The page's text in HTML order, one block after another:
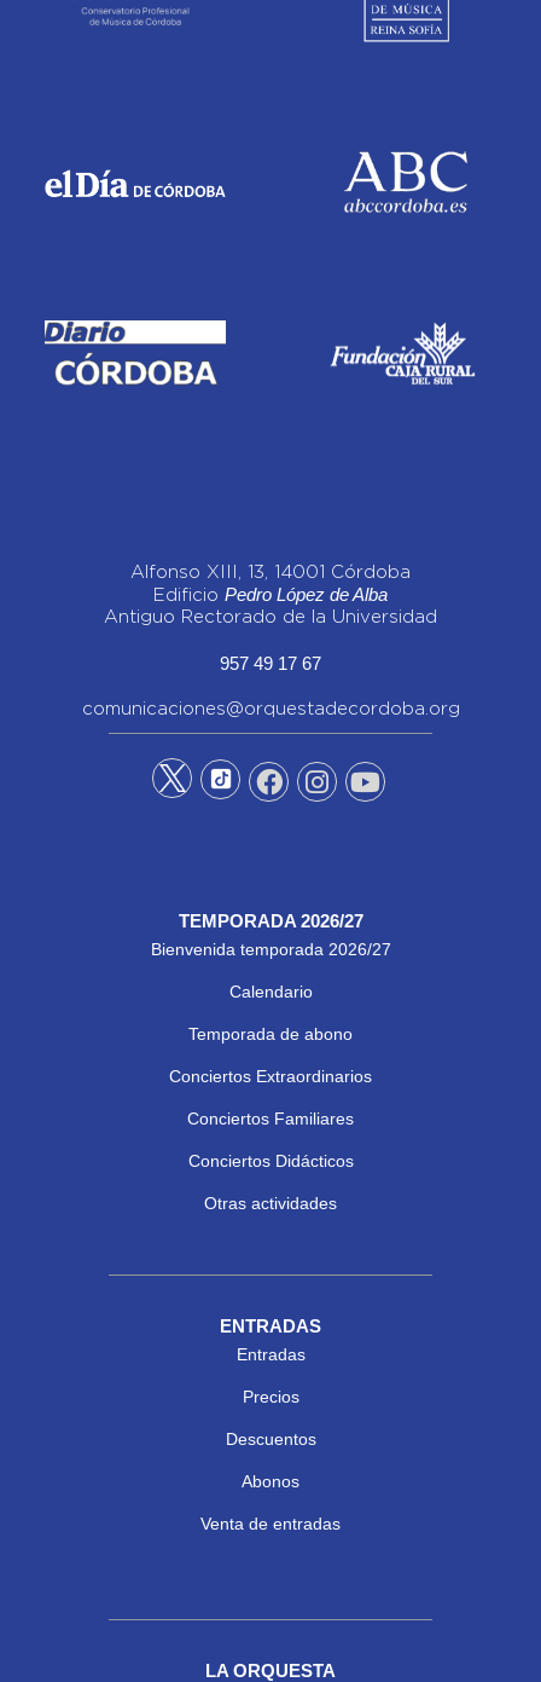
Alfonso XIII, 13, 14001 Córdoba
Edificio Pedro López de Alba
Antiguo Rectorado de la Universidad
957 49 17 67
comunicaciones@orquestadecordoba.org
TEMPORADA 2026/27
Bienvenida temporada 2026/27
Calendario
Temporada de abono
Conciertos Extraordinarios
Conciertos Familiares
Conciertos Didácticos
Otras actividades
ENTRADAS
Entradas
Precios
Descuentos
Abonos
Venta de entradas
LA ORQUESTA